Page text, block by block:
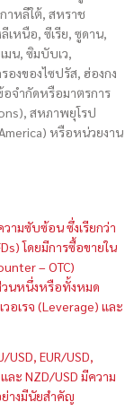
าหลีใต้, สหราช
หนือ, ซีเรีย, ซูดาน,
มน, ซิมบับเว,
องของไซปรัส, ฮ่องกง
อจำกัดหรือมาตรการ
สหภาพยุโรป
หรือหน่วยงาน
ามซับซ้อน ซึ่งเรียกว่า
โดยมีการซื้อขายใน
– OTC)
วนหนึ่งหรือทั้งหมด
อเรจ (Leverage) และ
EUR/USD,
และ NZD/USD มีความ
ย่างมีนัยสำคัญ